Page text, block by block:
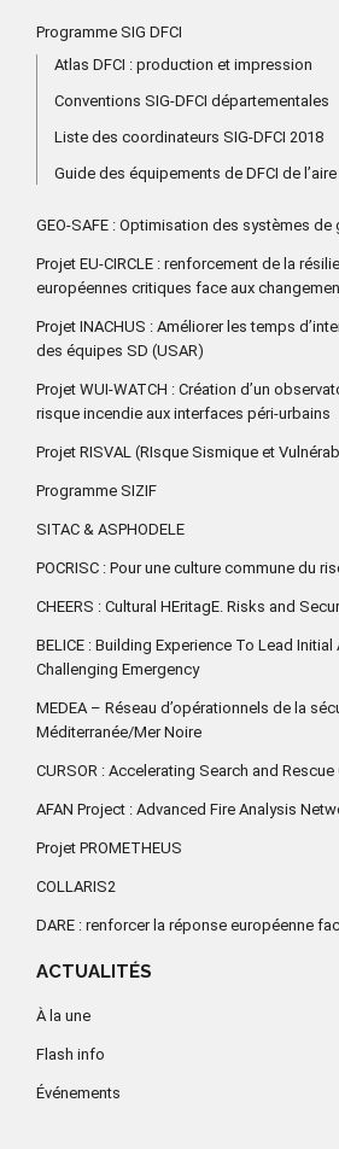
Programme SIG DFCI
Atlas DFCI : production et impression
Conventions SIG-DFCI départementales
Liste des coordinateurs SIG-DFCI 2018
Guide des équipements de DFCI de
GEO-SAFE : Optimisation des systèmes
Projet EU-CIRCLE : renforcement de la
européennes critiques face aux
Projet INACHUS : Améliorer les temps
des équipes SD (USAR)
Projet WUI-WATCH : Création d’un
risque incendie aux interfaces péri-urbains
Projet RISVAL (RIsque Sismique et
Programme SIZIF
SITAC & ASPHODELE
POCRISC : Pour une culture commune du
CHEERS : Cultural HEritagE. Risks and
BELICE : Building Experience To Lead
Challenging Emergency
MEDEA – Réseau d’opérationnels de la
Méditerranée/Mer Noire
CURSOR : Accelerating Search and
AFAN Project : Advanced Fire Analysis
Projet PROMETHEUS
COLLARIS2
DARE : renforcer la réponse européenne
ACTUALITÉS
À la une
Flash info
Événements